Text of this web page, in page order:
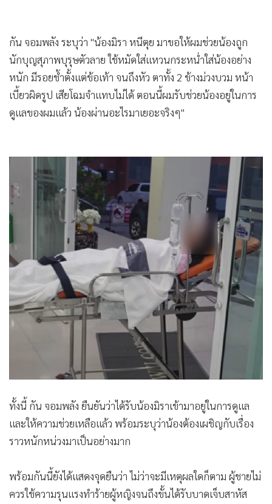
• Factcheck
• ญี่ปุ่น
News1
Gotomanager
กัน จอมพลัง ระบุว่า "น้องมิรา หนีตุย มาขอให้ผมช่วยน้องถูก
นักบุญสุภาพบุรุษตัวลาย ใช้หมัดใส่แหวนกระหน่ำใส่น้องอย่าง
หนัก มีรอยช้ำตั้งแต่ข้อเท้า จนถึงหัว ตาทั้ง 2 ข้างม่วงบวม หน้า
เบี้ยวผิดรูป เสียโฉมจำแทบไม่ได้ ตอนนี้ผมรับช่วยน้องอยู่ในการ
ดูแลของผมแล้ว น้องผ่านอะไรมาเยอะจริงๆ"
ทั้งนี้ กัน จอมพลัง ยืนยันว่าได้รับน้องมิราเข้ามาอยู่ในการดูแล
และให้ความช่วยเหลือแล้ว พร้อมระบุว่าน้องต้องเผชิญกับเรื่อง
ราวหนักหน่วงมาเป็นอย่างมาก
พร้อมกันนี้ยังได้แสดงจุดยืนว่า ไม่ว่าจะมีเหตุผลใดก็ตาม ผู้ชายไม่
ควรใช้ความรุนแรงทำร้ายผู้หญิงจนถึงขั้นได้รับบาดเจ็บสาหัส